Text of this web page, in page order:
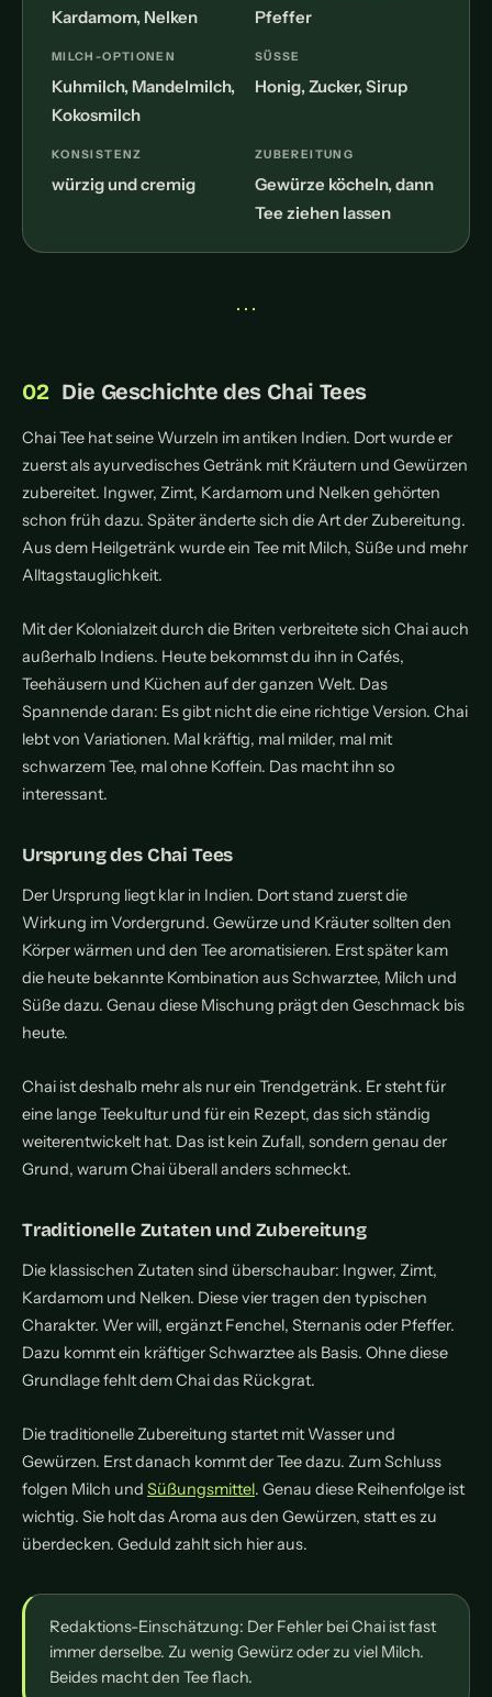
Kardamom, Nelken
Pfeffer
MILCH-OPTIONEN
Kuhmilch, Mandelmilch,
Kokosmilch
SÜSSE
Honig, Zucker, Sirup
KONSISTENZ
würzig und cremig
ZUBEREITUNG
Gewürze köcheln, dann
Tee ziehen lassen
• • •
Die Geschichte des Chai Tees
Chai Tee hat seine Wurzeln im antiken Indien. Dort wurde er
zuerst als ayurvedisches Getränk mit Kräutern und Gewürzen
zubereitet. Ingwer, Zimt, Kardamom und Nelken gehörten
schon früh dazu. Später änderte sich die Art der Zubereitung.
Aus dem Heilgetränk wurde ein Tee mit Milch, Süße und mehr
Alltagstauglichkeit.
Mit der Kolonialzeit durch die Briten verbreitete sich Chai auch
außerhalb Indiens. Heute bekommst du ihn in Cafés,
Teehäusern und Küchen auf der ganzen Welt. Das
Spannende daran: Es gibt nicht die eine richtige Version. Chai
lebt von Variationen. Mal kräftig, mal milder, mal mit
schwarzem Tee, mal ohne Koffein. Das macht ihn so
interessant.
Ursprung des Chai Tees
Der Ursprung liegt klar in Indien. Dort stand zuerst die
Wirkung im Vordergrund. Gewürze und Kräuter sollten den
Körper wärmen und den Tee aromatisieren. Erst später kam
die heute bekannte Kombination aus Schwarztee, Milch und
Süße dazu. Genau diese Mischung prägt den Geschmack bis
heute.
Chai ist deshalb mehr als nur ein Trendgetränk. Er steht für
eine lange Teekultur und für ein Rezept, das sich ständig
weiterentwickelt hat. Das ist kein Zufall, sondern genau der
Grund, warum Chai überall anders schmeckt.
Traditionelle Zutaten und Zubereitung
Die klassischen Zutaten sind überschaubar: Ingwer, Zimt,
Kardamom und Nelken. Diese vier tragen den typischen
Charakter. Wer will, ergänzt Fenchel, Sternanis oder Pfeffer.
Dazu kommt ein kräftiger Schwarztee als Basis. Ohne diese
Grundlage fehlt dem Chai das Rückgrat.
Die traditionelle Zubereitung startet mit Wasser und
Gewürzen. Erst danach kommt der Tee dazu. Zum Schluss
folgen Milch und Süßungsmittel. Genau diese Reihenfolge ist
wichtig. Sie holt das Aroma aus den Gewürzen, statt es zu
überdecken. Geduld zahlt sich hier aus.
Redaktions-Einschätzung: Der Fehler bei Chai ist fast
immer derselbe. Zu wenig Gewürz oder zu viel Milch.
Beides macht den Tee flach.